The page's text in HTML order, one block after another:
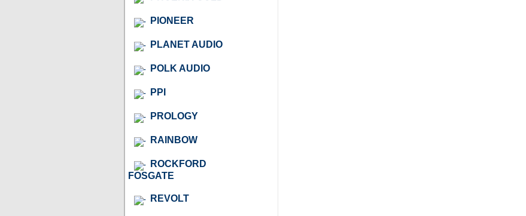
PIONEER
PLANET AUDIO
POLK AUDIO
PPI
PROLOGY
RAINBOW
ROCKFORD
FOSGATE
REVOLT